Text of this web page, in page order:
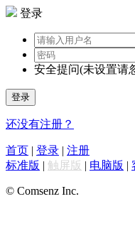
登录
安全提问(未设置请
登录
还没有注册？
首页 | 登录 | 注册
标准版 | 触屏版 | 电脑版 |
© Comsenz Inc.